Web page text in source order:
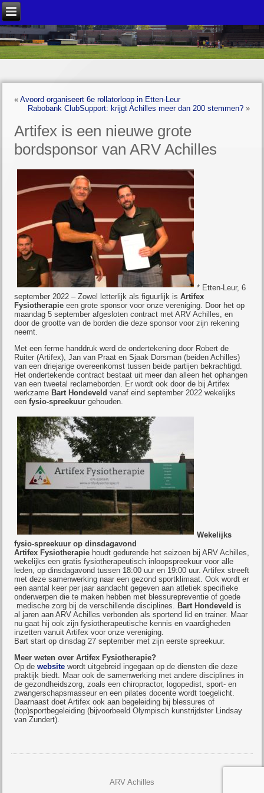
«Avoord organiseert 6e rollatorloop in Etten-Leur
Rabobank ClubSupport: krijgt Achilles meer dan 200 stemmen?»
Artifex is een nieuwe grote
bordsponsor van ARV Achilles
* Etten-Leur, 6
september 2022 – Zowel letterlijk als figuurlijk isArtifex
Fysiotherapie een grote sponsor voor onze vereniging. Door het op
maandag 5 september afgesloten contract met ARV Achilles, en
door de grootte van de borden die deze sponsor voor zijn rekening
neemt.
Met een ferme handdruk werd de ondertekening door Robert de
Ruiter (Artifex), Jan van Praat en Sjaak Dorsman (beiden Achilles)
van een driejarige overeenkomst tussen beide partijen bekrachtigd.
Het ondertekende contract bestaat uit meer dan alleen het ophangen
van een tweetal reclameborden. Er wordt ook door de bij Artifex
werkzame Bart Hondeveld vanaf eind september 2022 wekelijks
eenfysio-spreekuur gehouden.
Wekelijks
fysio-spreekuur op dinsdagavond
Artifex Fysiotherapie houdt gedurende het seizoen bij ARV Achilles,
wekelijks een gratis fysiotherapeutisch inloopspreekuur voor alle
leden, op dinsdagavond tussen 18:00 uur en 19:00 uur. Artifex streeft
met deze samenwerking naar een gezond sportklimaat. Ook wordt er
een aantal keer per jaar aandacht gegeven aan atletiek specifieke
onderwerpen die te maken hebben met blessurepreventie of goede
medische zorg bij de verschillende disciplines. Bart Hondeveld is
al jaren aan ARV Achilles verbonden als sportend lid en trainer. Maar
nu gaat hij ook zijn fysiotherapeutische kennis en vaardigheden
inzetten vanuit Artifex voor onze vereniging.
Bart start op dinsdag 27 september met zijn eerste spreekuur.
Meer weten over Artifex Fysiotherapie?
Op dewebsite wordt uitgebreid ingegaan op de diensten die deze
praktijk biedt. Maar ook de samenwerking met andere disciplines in
de gezondheidszorg, zoals een chiropractor, logopedist, sport- en
zwangerschapsmasseur en een pilates docente wordt toegelicht.
Daarnaast doet Artifex ook aan begeleiding bij blessures of
(top)sportbegeleiding (bijvoorbeeld Olympisch kunstrijdster Lindsay
van Zundert).
ARV Achilles